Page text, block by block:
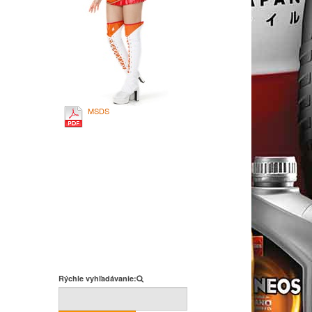
MSDS
Rýchle vyhľadávanie: